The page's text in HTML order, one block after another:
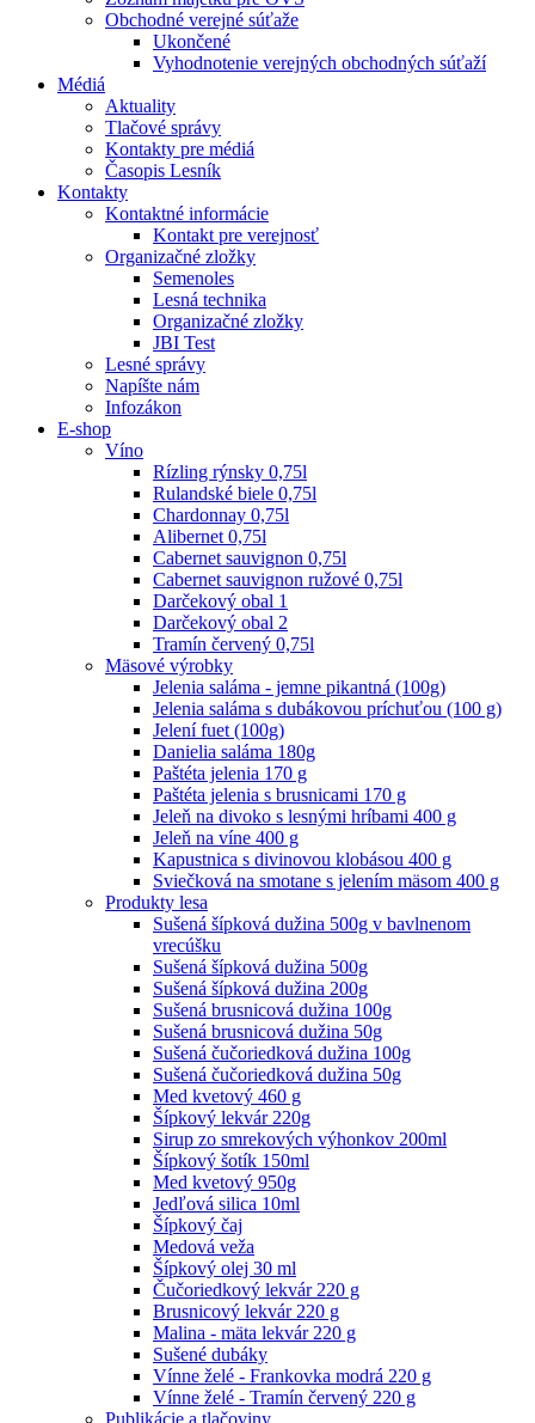
Obchodné verejné súťaže
Ukončené
Vyhodnotenie verejných obchodných súťaží
Médiá
Aktuality
Tlačové správy
Kontakty pre médiá
Časopis Lesník
Kontakty
Kontaktné informácie
Kontakt pre verejnosť
Organizačné zložky
Semenoles
Lesná technika
Organizačné zložky
JBI Test
Lesné správy
Napíšte nám
Infozákon
E-shop
Víno
Rízling rýnsky 0,75l
Rulandské biele 0,75l
Chardonnay 0,75l
Alibernet 0,75l
Cabernet sauvignon 0,75l
Cabernet sauvignon ružové 0,75l
Darčekový obal 1
Darčekový obal 2
Tramín červený 0,75l
Mäsové výrobky
Jelenia saláma - jemne pikantná (100g)
Jelenia saláma s dubákovou príchuťou (100 g)
Jelení fuet (100g)
Danielia saláma 180g
Paštéta jelenia 170 g
Paštéta jelenia s brusnicami 170 g
Jeleň na divoko s lesnými hríbami 400 g
Jeleň na víne 400 g
Kapustnica s divinovou klobásou 400 g
Sviečková na smotane s jelením mäsom 400 g
Produkty lesa
Sušená šípková dužina 500g v bavlnenom
vrecúšku
Sušená šípková dužina 500g
Sušená šípková dužina 200g
Sušená brusnicová dužina 100g
Sušená brusnicová dužina 50g
Sušená čučoriedková dužina 100g
Sušená čučoriedková dužina 50g
Med kvetový 460 g
Šípkový lekvár 220g
Sirup zo smrekových výhonkov 200ml
Šípkový šotík 150ml
Med kvetový 950g
Jedľová silica 10ml
Šípkový čaj
Medová veža
Šípkový olej 30 ml
Čučoriedkový lekvár 220 g
Brusnicový lekvár 220 g
Malina - mäta lekvár 220 g
Sušené dubáky
Vínne želé - Frankovka modrá 220 g
Vínne želé - Tramín červený 220 g
Publikácie a tlačoviny